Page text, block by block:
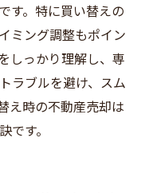
す。特に買い替えの
ミング調整もポイン
しっかり理解し、専
ラブルを避け、スム
え時の不動産売却は
です。